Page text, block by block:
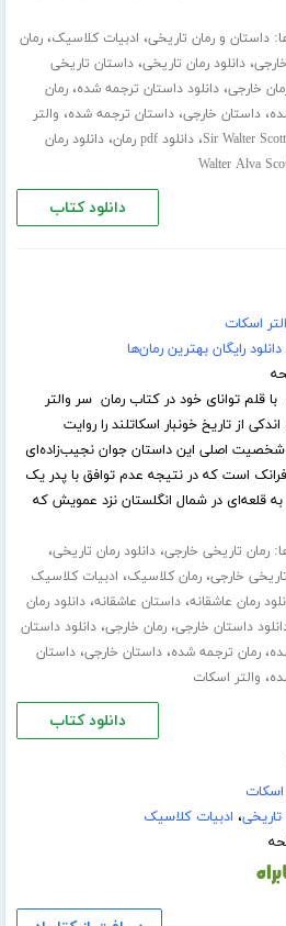
داستان و رمان تاریخی، ادبیات کلاسیک،رمان
،دانلود رمان تاریخی،داستان تاریخی
خارجی،دانلود داستان ترجمه شده،رمان
،داستان خارجی،داستان ترجمه شده، والتر
Sir Walter Scott،دانلود pdf رمان ،دانلود رمان
Walter Alva
دانلود کتاب
اسکات
دانلود رایگان بهترین رمان‌ها
قلم توانای خود در کتاب رمان سر والتر
از تاریخ خونبار اسکاتلند را روایت
اصلی این داستان جوان نجیب‌زاده‌ای
است که در نتیجه عدم توافق با پدر یک
قلعه‌ای در شمال انگلستان نزد عمویش که
رمان تاریخی خارجی،دانلود رمان تاریخی،
خارجی،رمان کلاسیک، ادبیات کلاسیک
رمان عاشقانه،داستان عاشقانه،دانلود رمان
داستان خارجی،رمان خارجی،دانلود داستان
،رمان ترجمه شده،داستان خارجی،داستان
، والتر اسکات
دانلود کتاب
اسکات
تاریخی، ادبیات کلاسیک